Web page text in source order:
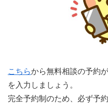
こちらから無料相談の予約
を入力しましょう。
完全予約制のため、必ず予